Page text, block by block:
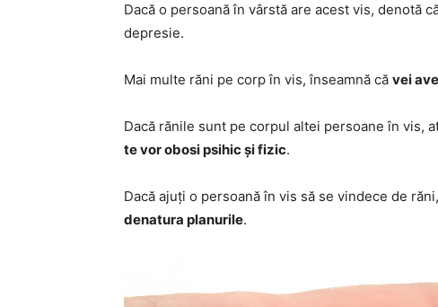
Dacă o persoană în vârstă are acest vis, denotă
depresie.
Mai multe răni pe corp în vis, înseamnă că vei
Dacă rănile sunt pe corpul altei persoane în vis,
te vor obosi psihic și fizic.
Dacă ajuți o persoană în vis să se vindece de
denatura planurile.